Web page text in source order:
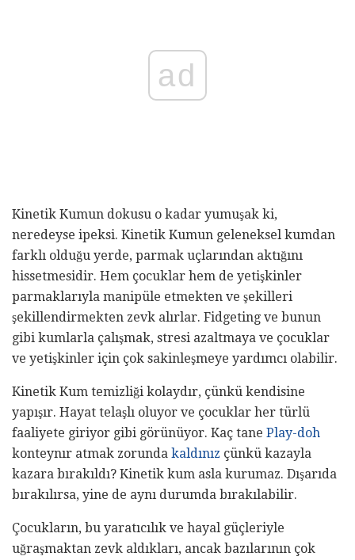
ad
Kinetik Kumun dokusu o kadar yumuşak ki,
neredeyse ipeksi. Kinetik Kumun geleneksel kumdan
farklı olduğu yerde, parmak uçlarından aktığını
hissetmesidir. Hem çocuklar hem de yetişkinler
parmaklarıyla manipüle etmekten ve şekilleri
şekillendirmekten zevk alırlar. Fidgeting ve bunun
gibi kumlarla çalışmak, stresi azaltmaya ve çocuklar
ve yetişkinler için çok sakinleşmeye yardımcı olabilir.
Kinetik Kum temizliği kolaydır, çünkü kendisine
yapışır. Hayat telaşlı oluyor ve çocuklar her türlü
faaliyete giriyor gibi görünüyor. Kaç tane Play-doh
konteynır atmak zorunda kaldınız çünkü kazayla
kazara bırakıldı? Kinetik kum asla kurumaz. Dışarıda
bırakılırsa, yine de aynı durumda bırakılabilir.
Çocukların, bu yaratıcılık ve hayal güçleriyle
uğraşmaktan zevk aldıkları, ancak bazılarının çok